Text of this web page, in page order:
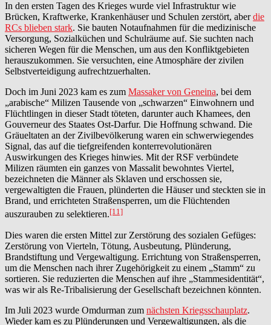
In den ersten Tagen des Krieges wurde viel Infrastruktur wie
Brücken, Kraftwerke, Krankenhäuser und Schulen zerstört, aberdie
RCs blieben stark. Sie bauten Notaufnahmen für die medizinische
Versorgung, Sozialküchen und Schulräume auf. Sie suchten nach
sicheren Wegen für die Menschen, um aus den Konfliktgebieten
herauszukommen. Sie versuchten, eine Atmosphäre der zivilen
Selbstverteidigung aufrechtzuerhalten.
Doch im Juni 2023 kam es zum Massaker von Geneina, bei dem
„arabische“ Milizen Tausende von „schwarzen“ Einwohnern und
Flüchtlingen in dieser Stadt töteten, darunter auch Khamees, den
Gouverneur des Staates Ost-Darfur. Die Hoffnung schwand. Die
Gräueltaten an der Zivilbevölkerung waren ein schwerwiegendes
Signal, das auf die tiefgreifenden konterrevolutionären
Auswirkungen des Krieges hinwies. Mit der RSF verbündete
Milizen räumten ein ganzes von Massalit bewohntes Viertel,
bezeichneten die Männer als Sklaven und erschossen sie,
vergewaltigten die Frauen, plünderten die Häuser und steckten sie in
Brand, und errichteten Straßensperren, um die Flüchtenden
auszurauben zu selektieren.[11]
Dies waren die ersten Mittel zur Zerstörung des sozialen Gefüges:
Zerstörung von Vierteln, Tötung, Ausbeutung, Plünderung,
Brandstiftung und Vergewaltigung. Errichtung von Straßensperren,
um die Menschen nach ihrer Zugehörigkeit zu einem „Stamm“ zu
sortieren. Sie reduzierten die Menschen auf ihre „Stammesidentität“,
was wir als Re-Tribalisierung der Gesellschaft bezeichnen könnten.
Im Juli 2023 wurde Omdurman zum nächsten Kriegsschauplatz.
Wieder kam es zu Plünderungen und Vergewaltigungen, als die